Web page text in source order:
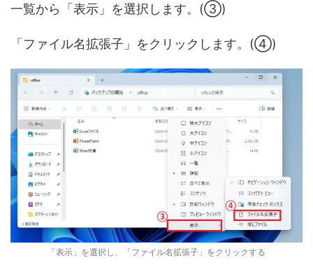
一覧から「表示」を選択します。(③)
「ファイル名拡張子」をクリックします。(④)
「表示」を選択し、「ファイル名拡張子」をクリックする